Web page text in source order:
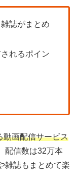
誌がまとめ
れるポイン
動画配信サービス
配信数は32万本
雑誌もまとめて楽